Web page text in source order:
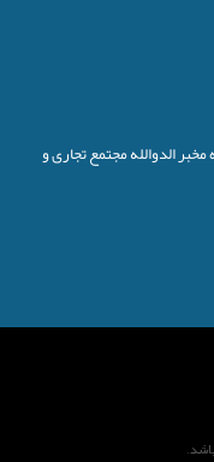
مخبر الدوالله مجتمع تجاری و